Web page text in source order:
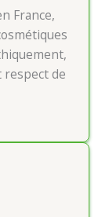
France,
respect de